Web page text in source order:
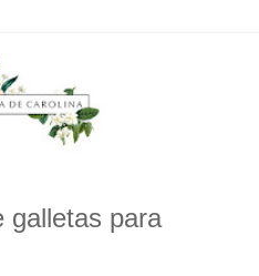
galletas para